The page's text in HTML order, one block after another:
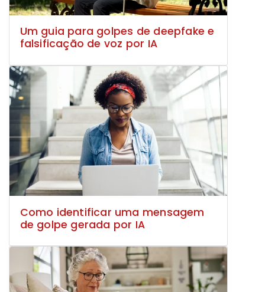
Um guia para golpes de deepfake e
falsificação de voz por IA
Como identificar uma mensagem
de golpe gerada por IA